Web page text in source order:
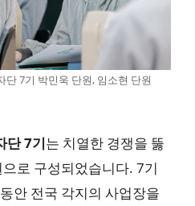
단 7기 박민욱 단원, 임소현 단원
단 7기는 치열한 경쟁을 뚫
로 구성되었습니다. 7기
안 전국 각지의 사업장을